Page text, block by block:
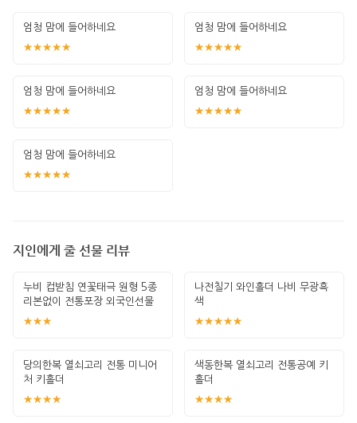
엄청 맘에 들어하네요
★★★★★
엄청 맘에 들어하네요
★★★★★
엄청 맘에 들어하네요
★★★★★
엄청 맘에 들어하네요
★★★★★
엄청 맘에 들어하네요
★★★★★
지인에게 줄 선물 리뷰
누비 컵받침 연꽃태극 원형 5종
리본없이 전통포장 외국인선물
한국기념
★★★
나전칠기 와인홀더 나비 무광흑
색
★★★★★
당의한복 열쇠고리 전통 미니어
처 키홀더
★★★★
색동한복 열쇠고리 전통공예 키
홀더
★★★★